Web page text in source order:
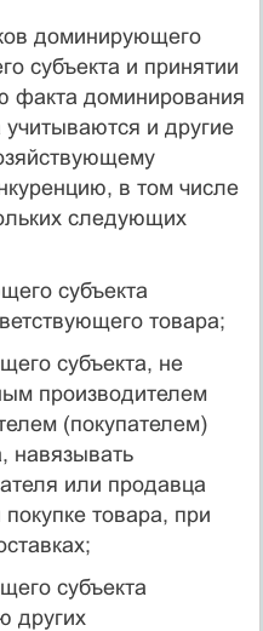
доминирующего
субъекта и принятии
факта доминирования
и другие
в том числе
следующих
субъекта
товара;
субъекта, не
производителем
(покупателем)
навязывать
или продавца
товара, при
субъекта
других